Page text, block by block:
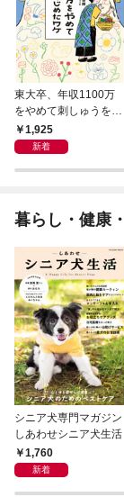
東大卒、年収1100万
をやめて刺しゅうをは
じめたワケ 冷めたまま
働きつづける前に
1,925
新着
暮らし・健康
シニア犬専門マガジン
しあわせシニア犬生活
1,760
新着